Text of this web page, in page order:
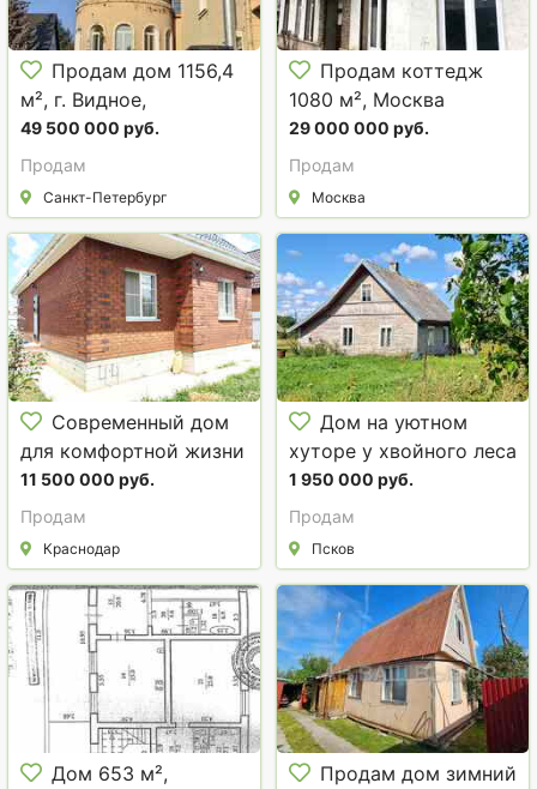
Продам дом 1156,4
м², г. Видное,
Московская обл.
49 500 000 руб.
Продам
Санкт-Петербург
Продам коттедж
1080 м², Москва
29 000 000 руб.
Продам
Москва
Современный дом
для комфортной жизни
11 500 000 руб.
Продам
Краснодар
Дом на уютном
хуторе у хвойного леса
под Псковскими
Печорами, 6 Га. земли.
1 950 000 руб.
Продам
Псков
Дом 653 м²,
Продам дом зимний